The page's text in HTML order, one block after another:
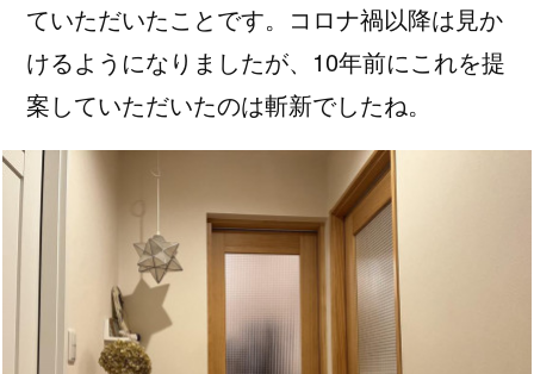
ていただいたことです。コロナ禍以降は見か
けるようになりましたが、10年前にこれを提
案していただいたのは斬新でしたね。